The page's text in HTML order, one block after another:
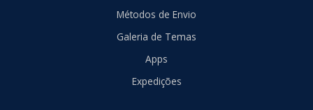
Métodos de Envio
Galeria de Temas
Apps
Expedições